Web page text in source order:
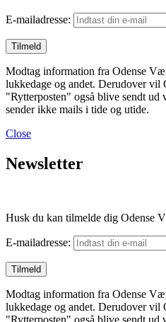
E-mailadresse:
Modtag information fra Odense
lukkedage og andet. Derudover vil
"Rytterposten" også blive sendt
sender ikke mails i tide og utide.
Close
Newsletter
Husk du kan tilmelde dig Odense
E-mailadresse:
Modtag information fra Odense
lukkedage og andet. Derudover vil
"Rytterposten" også blive sendt